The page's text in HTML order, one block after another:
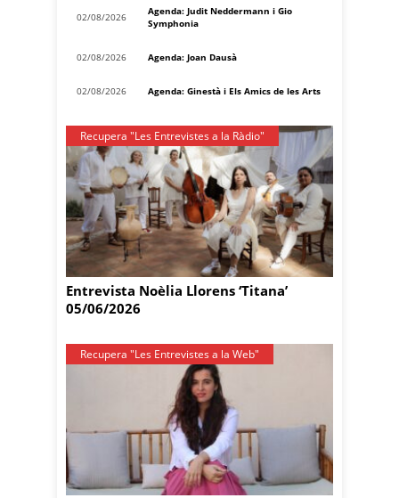
02/08/2026
Agenda: Judit Neddermann i Gio
Symphonia
02/08/2026 Agenda: Joan Dausà
02/08/2026 Agenda: Ginestà i Els Amics de les Arts
Recupera "Les Entrevistes a la Ràdio"
Entrevista Noèlia Llorens ‘Titana’
05/06/2026
Recupera "Les Entrevistes a la Web"